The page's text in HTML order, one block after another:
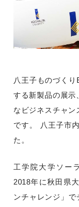
八王子ものづく
する新製品の展示
なビジネスチャン
です。 八王子市
た。
工学院大学ソー
2018年に秋田県
ンチャレンジ」で